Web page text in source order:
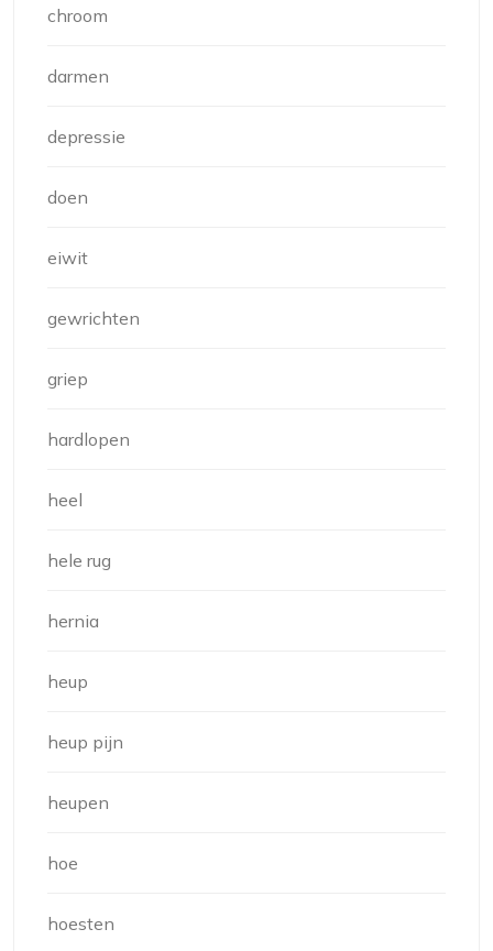
chroom
darmen
depressie
doen
eiwit
gewrichten
griep
hardlopen
heel
hele rug
hernia
heup
heup pijn
heupen
hoe
hoesten